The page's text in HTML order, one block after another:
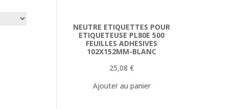
NEUTRE ETIQUETTES POUR
ETIQUETEUSE PL80E 500
FEUILLES ADHESIVES
102X152MM-BLANC
25,08€
Ajouter au panier